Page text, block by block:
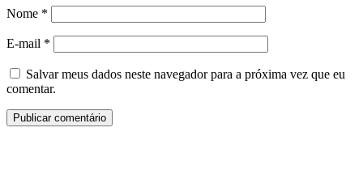
Nome *
E-mail *
Salvar meus dados neste navegador para a próxima vez que eu
comentar.